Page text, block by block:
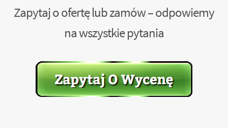
Zapytaj o ofertę lub zamów – odpowiemy
na wszystkie pytania